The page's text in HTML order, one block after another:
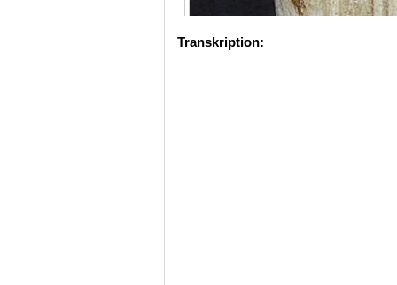
Transkription: